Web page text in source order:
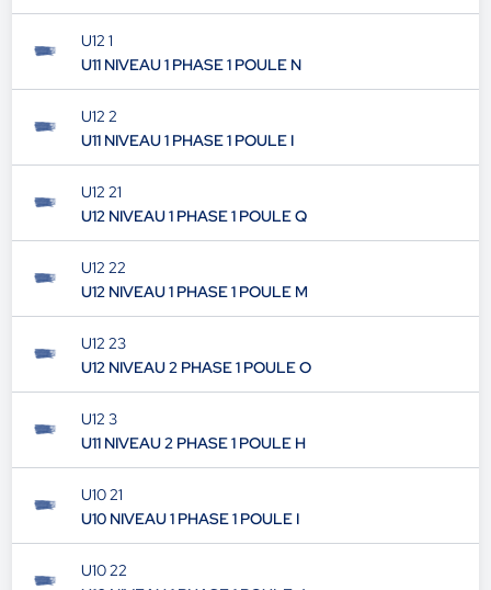
U12 1
U11 NIVEAU 1 PHASE 1 POULE N
U12 2
U11 NIVEAU 1 PHASE 1 POULE I
U12 21
U12 NIVEAU 1 PHASE 1 POULE Q
U12 22
U12 NIVEAU 1 PHASE 1 POULE M
U12 23
U12 NIVEAU 2 PHASE 1 POULE O
U12 3
U11 NIVEAU 2 PHASE 1 POULE H
U10 21
U10 NIVEAU 1 PHASE 1 POULE I
U10 22